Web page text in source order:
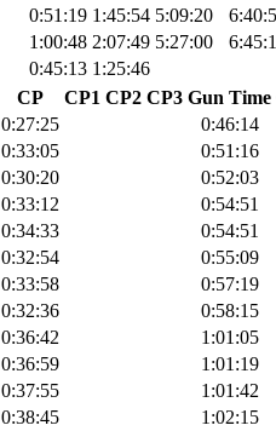
0:51:19 1:45:54 5:09:20
1:00:48 2:07:49 5:27:00
0:45:13 1:25:46
CP CP1 CP2 CP3 Gun Time
0:27:25 0:46:14
0:33:05 0:51:16
0:30:20 0:52:03
0:33:12 0:54:51
0:34:33 0:54:51
0:32:54 0:55:09
0:33:58 0:57:19
0:32:36 0:58:15
0:36:42 1:01:05
0:36:59 1:01:19
0:37:55 1:01:42
0:38:45 1:02:15